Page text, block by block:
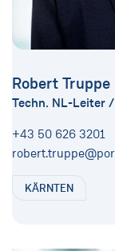
Robert Truppe
Techn. NL-Leiter
+43 50 626 3201
KÄRNTEN